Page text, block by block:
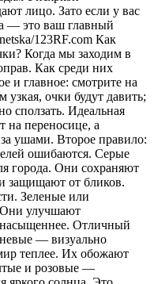
лицо. Зато если у вас
— это ваш главный
123RF.com Как
Когда мы заходим в
Как среди них
и главное: смотрите на
очки будут давить;
сползать. Идеальная
на переносице, а
ушами. Второе правило:
ошибаются. Серые
города. Они сохраняют
защищают от бликов.
Зеленые или
улучшают
насыщеннее. Отличный
— визуально
теплее. Их обожают
и розовые —